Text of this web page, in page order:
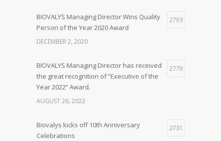
BIOVALYS Managing Director Wins Quality
Person of the Year 2020 Award
2793
DECEMBER 2, 2020
BIOVALYS Managing Director has received
the great recognition of “Executive of the
Year 2022” Award.
2779
AUGUST 26, 2022
Biovalys kicks off 10th Anniversary
Celebrations
2731